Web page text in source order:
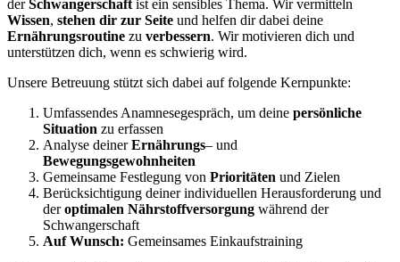
derSchwangerschaft ist ein sensibles Thema. Wir vermitteln
Wissen, stehen dir zur Seite und helfen dir dabei deine
Ernährungsroutine zu verbessern. Wir motivieren dich und
unterstützen dich, wenn es schwierig wird.
Unsere Betreuung stützt sich dabei auf folgende Kernpunkte:
Umfassendes Anamnesegespräch, um deine persönliche
Situation zu erfassen
Analyse deinerErnährungs– und
Bewegungsgewohnheiten
Gemeinsame Festlegung von Prioritäten und Zielen
Berücksichtigung deiner individuellen Herausforderung und
deroptimalen Nährstoffversorgung während der
Schwangerschaft
Auf Wunsch: Gemeinsames Einkaufstraining